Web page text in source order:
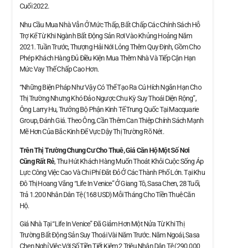
Cuối 2022.
Nhu Cầu Mua Nhà Vẫn Ở Mức Thấp, Bất Chấp Các Chính Sách Hỗ
Trợ Kể Từ Khi Ngành Bất Động Sản Rơi Vào Khủng Hoảng Năm
2021. Tuần Trước, Thượng Hải Nới Lỏng Thêm Quy Định, Gồm Cho
Phép Khách Hàng Đủ Điều Kiện Mua Thêm Nhà Và Tiếp Cận Hạn
Mức Vay Thế Chấp Cao Hơn.
“Những Biện Pháp Như Vậy Có Thể Tạo Ra Cú Hích Ngắn Hạn Cho
Thị Trường Nhưng Khó Đảo Ngược Chu Kỳ Suy Thoái Diện Rộng”,
Ông Larry Hu, Trưởng Bộ Phận Kinh Tế Trung Quốc Tại Macquarie
Group, Đánh Giá. Theo Ông, Cần Thêm Can Thiệp Chính Sách Mạnh
Mẽ Hơn Của Bắc Kinh Để Vực Dậy Thị Trường Rõ Nét.
Trên Thị Trường Chung Cư Cho Thuê, Giá Căn HộMột Số Nơi
Cũng Rất Rẻ, Thu Hút Khách Hàng Muốn Thoát Khỏi Cuộc Sống Áp
Lực Công Việc Cao Và Chi Phí Đắt Đỏ Ở Các Thành Phố Lớn. Tại Khu
Đô Thị Hoang Vắng “Life In Venice” Ở Giang Tô, Sasa Chen, 28 Tuổi,
Trả 1.200 Nhân Dân Tệ (168 USD) Mỗi Tháng Cho Tiền Thuê Căn
Hộ.
Giá Nhà Tại “Life In Venice” Đã Giảm Hơn Một Nửa Từ Khi Thị
Trường Bất Động Sản Suy Thoái Vài Năm Trước. Năm Ngoái, Sasa
Chen Nghỉ Việc Với Số Tiền Tiết Kiệm 2 Triệu Nhân Dân Tệ (290.000